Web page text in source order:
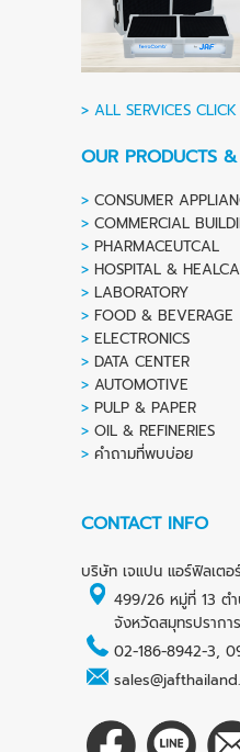
> ALL SERVICES CLICK
OUR PRODUCTS &
> CONSUMER
> COMMERCIAL
> PHARMACEUTCAL
> HOSPITAL &
> LABORATORY
> FOOD & BEVERAGE
> ELECTRONICS
> DATA CENTER
> AUTOMOTIVE
> PULP & PAPER
> OIL & REFINERIES
> คำถามที่พบบ่อย
CONTACT INFO
บริษัท เจแปน แอร์ฟิลเต
499/26 หมู่ที่ 13 ตำ
จังหวัดสมุทรปรากา
02-186-8942-3,